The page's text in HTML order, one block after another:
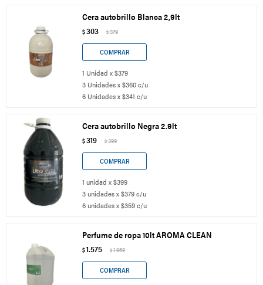
Cera autobrillo Blanca 2,9lt
$303 $379
1 Unidad x $379
3 Unidades x $360 c/u
6 Unidades x $341 c/u
Cera autobrillo Negra 2.9lt
$319 $399
1 unidad x $399
3 unidades x $379 c/u
6 unidades x $359 c/u
Perfume de ropa 10lt AROMA CLEAN
$1.575 $1.969